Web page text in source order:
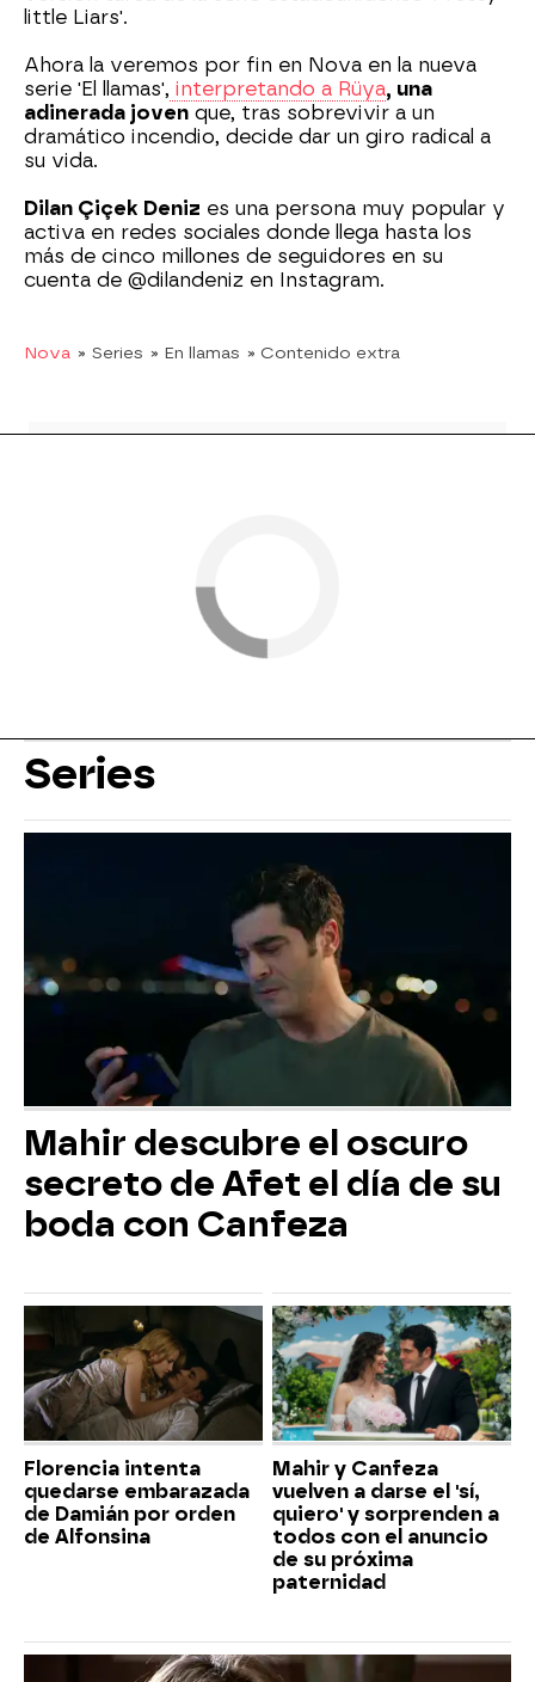
little Liars'.
Ahora la veremos por fin en Nova en la nueva
serie 'El llamas', interpretando a Rüya, una
adinerada joven que, tras sobrevivir a un
dramático incendio, decide dar un giro radical a
su vida.
Dilan Çiçek Deniz es una persona muy popular y
activa en redes sociales donde llega hasta los
más de cinco millones de seguidores en su
cuenta de @dilandeniz en Instagram.
Nova » Series » En llamas » Contenido extra
Series
Mahir descubre el oscuro
secreto de Afet el día de su
boda con Canfeza
Florencia intenta
quedarse embarazada
de Damián por orden
de Alfonsina
Mahir y Canfeza
vuelven a darse el 'sí,
quiero' y sorprenden a
todos con el anuncio
de su próxima
paternidad